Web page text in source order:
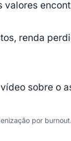
renda
sobre o
por burnout.